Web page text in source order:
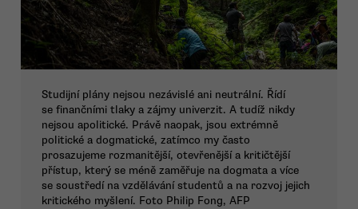
Studijní plány nejsou nezávislé ani neutrální. Řídí
se finančními tlaky a zájmy univerzit. A tudíž nikdy
nejsou apolitické. Právě naopak, jsou extrémně
politické a dogmatické, zatímco my často
prosazujeme rozmanitější, otevřenější a kritičtější
přístup, který se méně zaměřuje na dogmata a více
se soustředí na vzdělávání studentů a na rozvoj jejich
kritického myšlení. Foto Philip Fong, AFP